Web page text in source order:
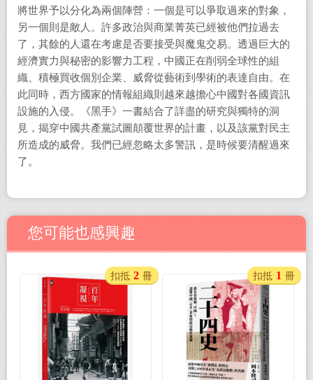
將世界予以分化為兩個陣營：一個是可以爭取過來的對象，
另一個則是敵人。許多政治與商業菁英已經被他們拉過去
了，其餘的人還在考慮是否要接受與魔鬼交易。透過巨大的
經濟實力與秘密的影響力工程，中國正在削弱全球性的組
織、積極買收個別企業、威脅從藝術到學術的表達自由。在
此同時，西方國家的情報組織則越來越擔心中國對各國資訊
設施的入侵。《黑手》一書結合了詳盡的研究與獨特的洞
見，揭穿中國共產黨試圖顛覆世界的計畫，以及該黨對民主
所造成的威脅。我們已經忽略太多警訊，是時候要清醒過來
了。
您可能也感興趣
扣抵 2 冊 扣抵 1 冊